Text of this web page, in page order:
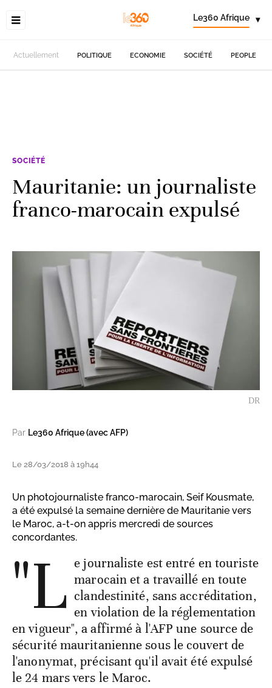
Le360 Afrique ▾
Actuellement POLITIQUE ECONOMIE SOCIÉTÉ PEOPLE
SOCIÉTÉ
Mauritanie: un journaliste
franco-marocain expulsé
DR
Par Le360 Afrique (avec AFP)
Le 28/03/2018 à 19h44
Un photojournaliste franco-marocain, Seif Kousmate,
a été expulsé la semaine dernière de Mauritanie vers
le Maroc, a-t-on appris mercredi de sources
concordantes.
"L e journaliste est entré en touriste
marocain et a travaillé en toute
clandestinité, sans accréditation,
en violation de la réglementation
en vigueur", a affirmé à l'AFP une source de
sécurité mauritanienne sous le couvert de
l'anonymat, précisant qu'il avait été expulsé
le 24 mars vers le Maroc.